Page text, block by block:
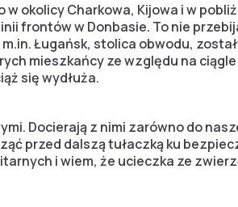
okolicy Charkowa, Kijowa i w
frontów w Donbasie. To nie
Ługańsk, stolica obwodu,
mieszkańcy ze względu na
się wydłuża.
Docierają z nimi zarówno do
przed dalszą tułaczką ku
i wiem, że ucieczka ze